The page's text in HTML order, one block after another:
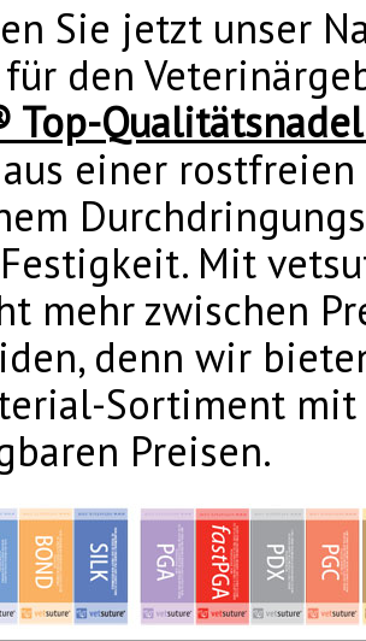
Sie jetzt unser
den
Top-
einer
Mit
mehr zwischen
denn wir
Sortiment mit
Preisen.